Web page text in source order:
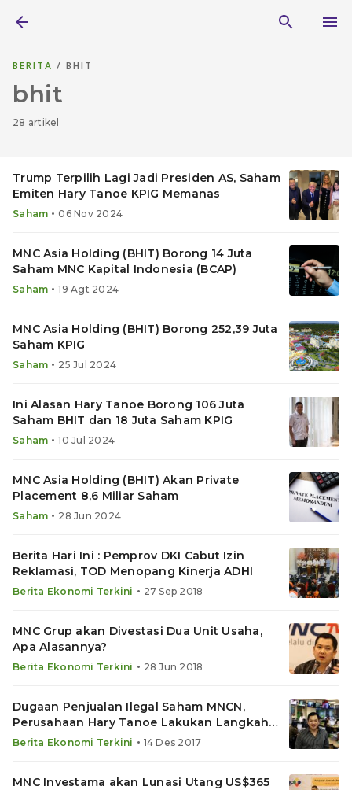
BERITA / BHIT
bhit
28 artikel
Trump Terpilih Lagi Jadi Presiden AS, Saham
Emiten Hary Tanoe KPIG Memanas
Saham • 06 Nov 2024
MNC Asia Holding (BHIT) Borong 14 Juta
Saham MNC Kapital Indonesia (BCAP)
Saham • 19 Agt 2024
MNC Asia Holding (BHIT) Borong 252,39 Juta
Saham KPIG
Saham • 25 Jul 2024
Ini Alasan Hary Tanoe Borong 106 Juta
Saham BHIT dan 18 Juta Saham KPIG
Saham • 10 Jul 2024
MNC Asia Holding (BHIT) Akan Private
Placement 8,6 Miliar Saham
Saham • 28 Jun 2024
Berita Hari Ini : Pemprov DKI Cabut Izin
Reklamasi, TOD Menopang Kinerja ADHI
Berita Ekonomi Terkini • 27 Sep 2018
MNC Grup akan Divestasi Dua Unit Usaha,
Apa Alasannya?
Berita Ekonomi Terkini • 28 Jun 2018
Dugaan Penjualan Ilegal Saham MNCN,
Perusahaan Hary Tanoe Lakukan Langkah
Ini
Berita Ekonomi Terkini • 14 Des 2017
MNC Investama akan Lunasi Utang US$365